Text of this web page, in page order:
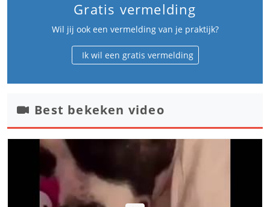
Gratis vermelding
Wil jij ook een vermelding van je praktijk?
Ik wil een gratis vermelding
Best bekeken video